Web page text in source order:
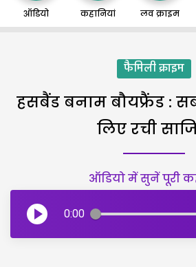
ऑडियो कहानियां लव क्राइम
फैमिली क्राइम
हसबैंड बनाम बौयफ्रैंड :
लिए रची
ऑडियो में सुनें पूरी
0:00